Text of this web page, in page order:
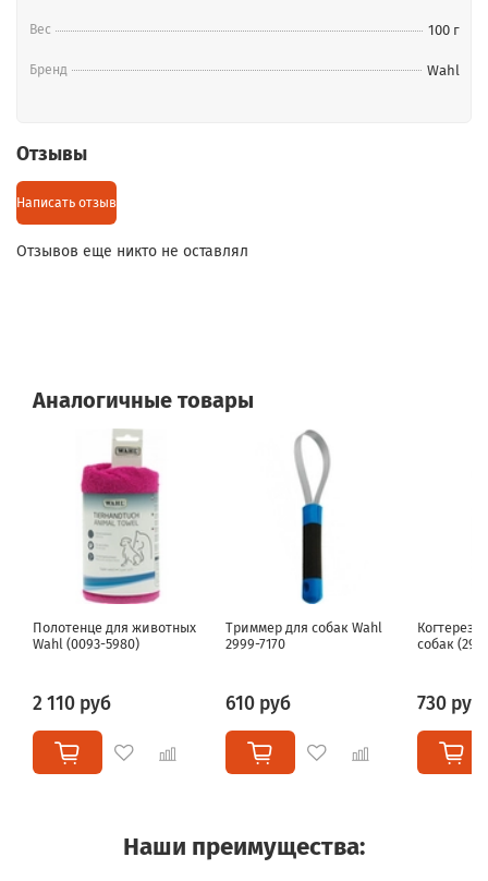
Вес 100 г
Бренд Wahl
Отзывы
Написать отзыв
Отзывов еще никто не оставлял
Аналогичные товары
Полотенце для животных
Wahl (0093-5980)
2 110 руб
Триммер для собак Wahl
2999-7170
610 руб
Когтерез
собак
730 руб
Наши преимущества: